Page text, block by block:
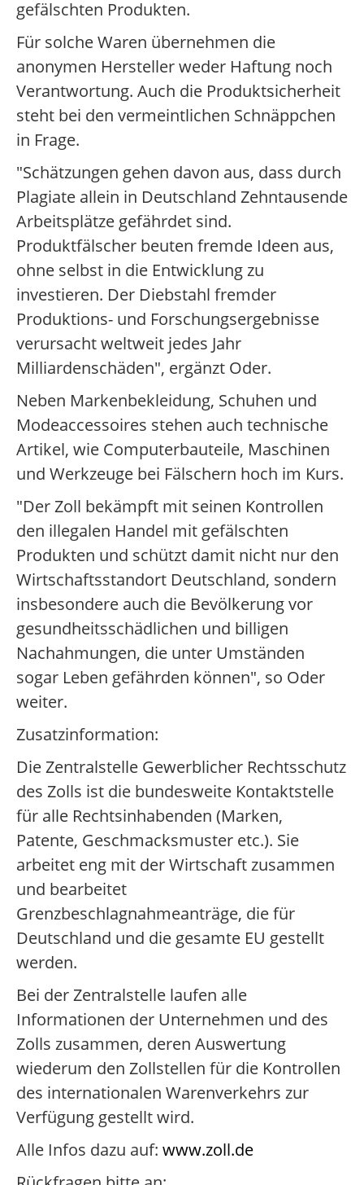
gefälschten Produkten.
Für solche Waren übernehmen die
anonymen Hersteller weder Haftung noch
Verantwortung. Auch die Produktsicherheit
steht bei den vermeintlichen Schnäppchen
in Frage.
"Schätzungen gehen davon aus, dass durch
Plagiate allein in Deutschland Zehntausende
Arbeitsplätze gefährdet sind.
Produktfälscher beuten fremde Ideen aus,
ohne selbst in die Entwicklung zu
investieren. Der Diebstahl fremder
Produktions- und Forschungsergebnisse
verursacht weltweit jedes Jahr
Milliardenschäden", ergänzt Oder.
Neben Markenbekleidung, Schuhen und
Modeaccessoires stehen auch technische
Artikel, wie Computerbauteile, Maschinen
und Werkzeuge bei Fälschern hoch im Kurs.
"Der Zoll bekämpft mit seinen Kontrollen
den illegalen Handel mit gefälschten
Produkten und schützt damit nicht nur den
Wirtschaftsstandort Deutschland, sondern
insbesondere auch die Bevölkerung vor
gesundheitsschädlichen und billigen
Nachahmungen, die unter Umständen
sogar Leben gefährden können", so Oder
weiter.
Zusatzinformation:
Die Zentralstelle Gewerblicher Rechtsschutz
des Zolls ist die bundesweite Kontaktstelle
für alle Rechtsinhabenden (Marken,
Patente, Geschmacksmuster etc.). Sie
arbeitet eng mit der Wirtschaft zusammen
und bearbeitet
Grenzbeschlagnahmeanträge, die für
Deutschland und die gesamte EU gestellt
werden.
Bei der Zentralstelle laufen alle
Informationen der Unternehmen und des
Zolls zusammen, deren Auswertung
wiederum den Zollstellen für die Kontrollen
des internationalen Warenverkehrs zur
Verfügung gestellt wird.
Alle Infos dazu auf: www.zoll.de